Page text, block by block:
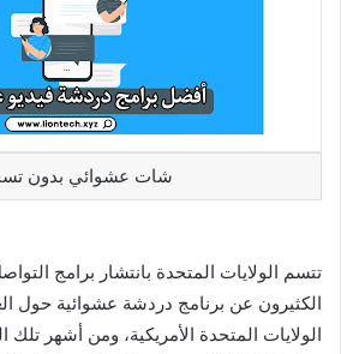
شات عشوائي بدون
تتسم الولايات المتحدة بانتشار برامج
الكثيرون عن برنامج دردشة عشوائية حول
الولايات المتحدة الأمريكية، ومن أشهر تلك